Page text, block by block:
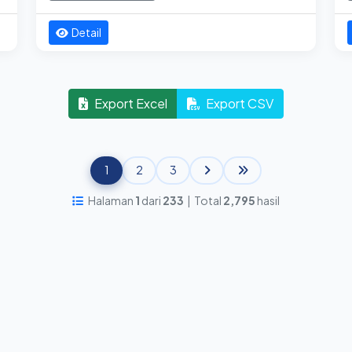
Detail
Export Excel Export CSV
1 2 3
Halaman 1 dari 233 | Total 2,795 hasil